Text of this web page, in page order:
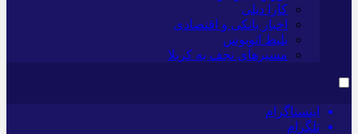
کارا دیلی
اخبار بانکی و اقتصادی
بلیط اتوبوس
مسیرهای نجف به کربلا
اینستاگرام
تلگرام